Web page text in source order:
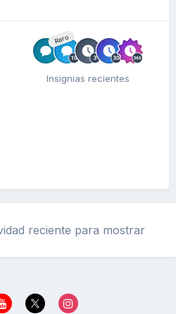
Raro
Insignias recientes
reciente para mostrar